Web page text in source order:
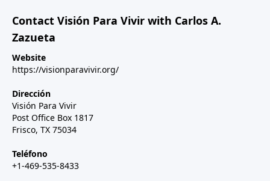
Contact Visión Para Vivir with Carlos A.
Zazueta
Website
https://visionparavivir.org/
Dirección
Visión Para Vivir
Post Office Box 1817
Frisco, TX 75034
Teléfono
+1-469-535-8433